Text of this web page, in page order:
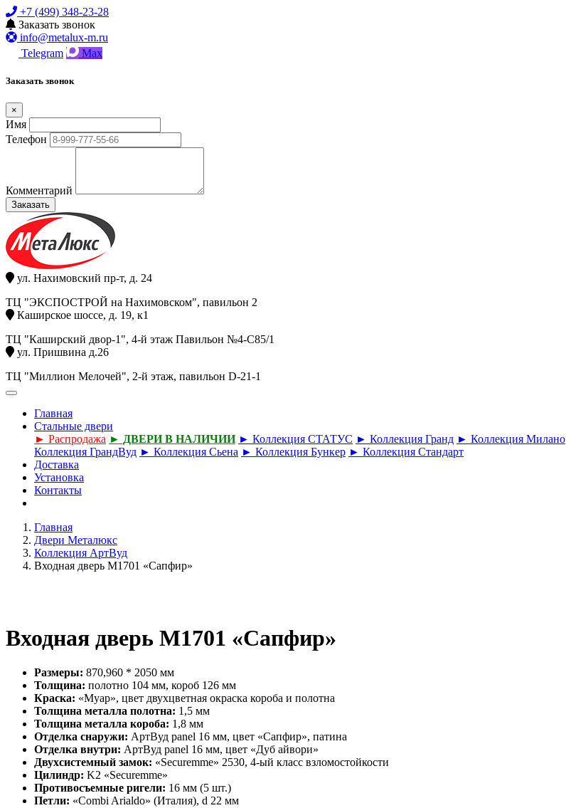
+7 (499) 348-23-28
Заказать звонок
info@metalux-m.ru
Telegram
Max
Заказать звонок
×
Имя
Телефон
Комментарий
Заказать
ул. Нахимовский пр-т, д. 24
ТЦ "ЭКСПОСТРОЙ на Нахимовском", павильон 2
Каширское шоссе, д. 19, к1
ТЦ "Каширский двор-1", 4-й этаж Павильон №4-С85/1
ул. Пришвина д.26
ТЦ "Миллион Мелочей", 2-й этаж, павильон D-21-1
Главная
Стальные двери
► Распродажа ► ДВЕРИ В НАЛИЧИИ ► Коллекция СТАТУС ► Коллекция Гранд ► Коллекция Милано
Коллекция ГрандВуд ► Коллекция Сьена ► Коллекция Бункер ► Коллекция Стандарт
Доставка
Установка
Контакты
Главная
Двери Металюкс
Коллекция АртВуд
Входная дверь М1701 «Сапфир»
Входная дверь М1701 «Сапфир»
Размеры: 870,960 * 2050 мм
Толщина: полотно 104 мм, короб 126 мм
Краска: «Муар», цвет двухцветная окраска короба и полотна
Толщина металла полотна: 1,5 мм
Толщина металла короба: 1,8 мм
Отделка снаружи: АртВуд panel 16 мм, цвет «Сапфир», патина
Отделка внутри: АртВуд panel 16 мм, цвет «Дуб айвори»
Двухсистемный замок: «Securemme» 2530, 4-ый класс взломостойкости
Цилиндр: K2 «Securemme»
Противосъемные ригели: 16 мм (5 шт.)
Петли: «Combi Arialdo» (Италия), d 22 мм